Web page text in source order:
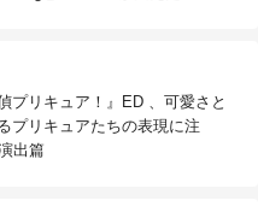
プリキュア！』ED 、可愛さと
プリキュアたちの表現に注
出篇